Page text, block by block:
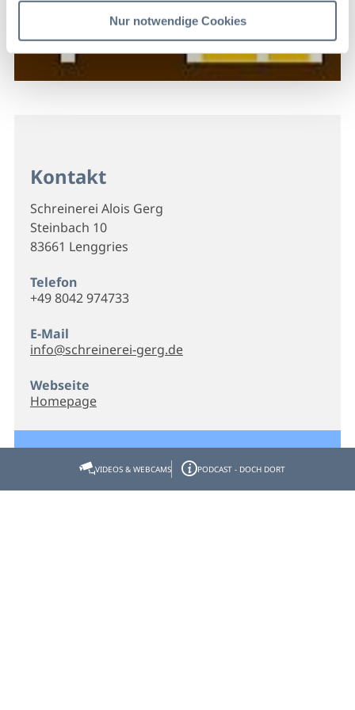
Nur notwendige Cookies
Kontakt
Schreinerei Alois Gerg
Steinbach 10
83661 Lenggries
Telefon
+49 8042 974733
E-Mail
info@schreinerei-gerg.de
Webseite
Homepage
VIDEOS & WEBCAMS PODCAST - DOCH DORT